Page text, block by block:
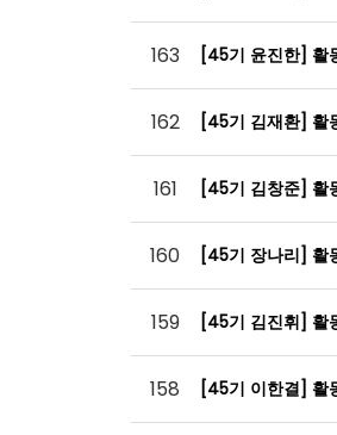
163 [45기 윤진한] 활
162 [45기 김재환] 활
161 [45기 김창준] 활
160 [45기 장나리] 활
159 [45기 김진휘] 활
158 [45기 이한결] 활